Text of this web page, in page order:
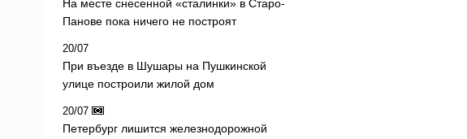
На месте снесенной «сталинки» в Старо-
Панове пока ничего не построят
20/07
При въезде в Шушары на Пушкинской
улице построили жилой дом
20/07
Петербург лишится железнодорожной